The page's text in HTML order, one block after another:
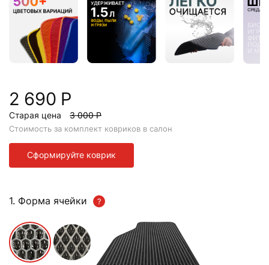
2 690 Р
Старая цена 3 000 Р
Стоимость за комплект ковриков в салон
Сформируйте коврик
1. Форма ячейки